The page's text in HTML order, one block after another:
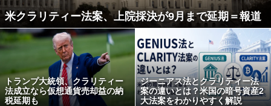
米クラリティー法案、上院採決が9月まで延期＝報道
トランプ大統領、クラリティー
法成立なら仮想通貨売却益の納
税延期も
ジーニアス法とクラリティー法
案の違いとは？米国の暗号資産2
大法案をわかりやすく解説